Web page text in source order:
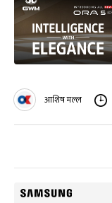
आशिष मल्ल